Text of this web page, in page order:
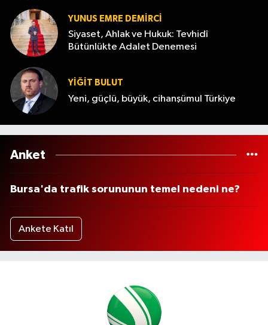
YUNUS EMRE DEMIRCI
Siyaset, Ahlak ve Hukuk: Tevhidî
Bütünlükte Adalet Denemesi
YİĞİT BULUT
Yeni, güçlü, büyük, cihanşümul Türkiye
Anket
Bursa'da trafik sorununun temel nedeni ne?
Ankete Katıl